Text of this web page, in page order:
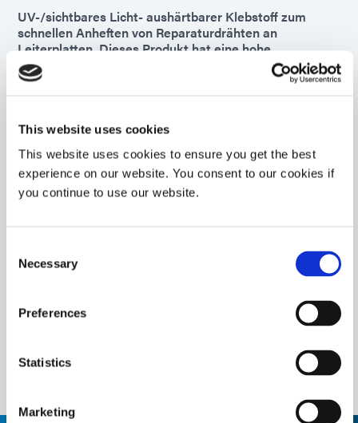
This website uses cookies
This website uses cookies to ensure you get the best
experience on our website. You consent to our cookies if
you continue to use our website.
Selection
Necessary
Preferences
Statistics
Marketing
UV-/sichtbares Licht- aushärtbarer Klebstoff zum
schnellen Anheften von Reparaturdrähten an
Leiterplatten. Dieses Produkt hat eine hohe
Zugfestigkeit, ausgezeichnete Haftung und eine
schnellere UV-Befestigungszeit. Dieser Klebstoff
Americas
Asia
Europe
Kantenverklebung, Robustheit und CSP-Verstärkung.
Dieses Material zeichnet sich durch hohe Thixotropie
Europe